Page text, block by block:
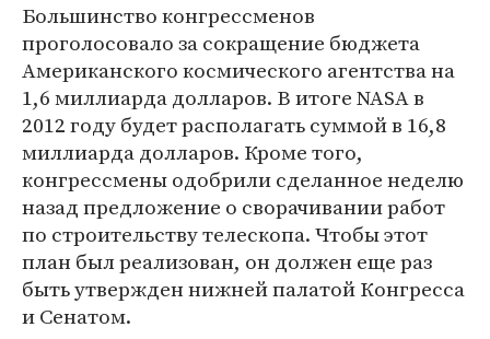
Большинство конгрессменов
проголосовало за сокращение бюджета
Американского космического агентства на
1,6 миллиарда долларов. В итоге NASA в
2012 году будет располагать суммой в 16,8
миллиарда долларов. Кроме того,
конгрессмены одобрили сделанное неделю
назад предложение о сворачивании работ
по строительству телескопа. Чтобы этот
план был реализован, он должен еще раз
быть утвержден нижней палатой Конгресса
и Сенатом.